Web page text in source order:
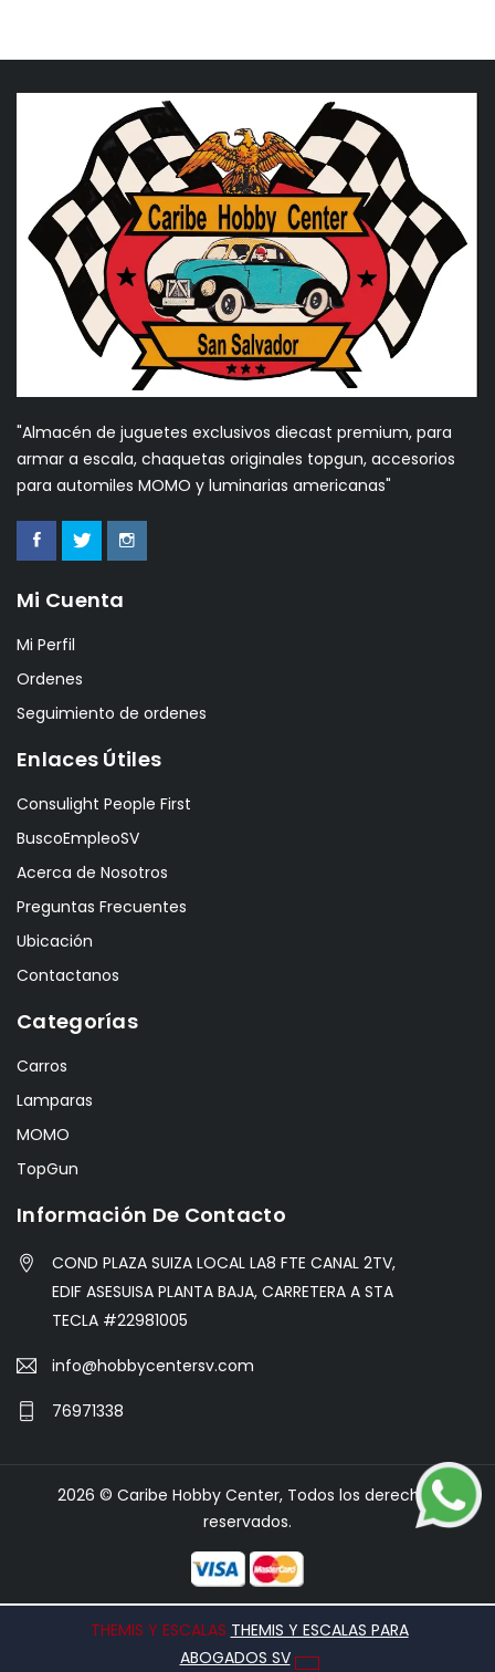
"Almacén de juguetes exclusivos diecast premium, para
armar a escala, chaquetas originales topgun, accesorios
para automiles MOMO y luminarias americanas"
Mi Cuenta
Mi Perfil
Ordenes
Seguimiento de ordenes
Enlaces Útiles
Consulight People First
BuscoEmpleoSV
Acerca de Nosotros
Preguntas Frecuentes
Ubicación
Contactanos
Categorías
Carros
Lamparas
MOMO
TopGun
Información De Contacto
COND PLAZA SUIZA LOCAL LA8 FTE CANAL 2TV,
EDIF ASESUISA PLANTA BAJA, CARRETERA A STA
TECLA #22981005
info@hobbycentersv.com
76971338
2026 © Caribe Hobby Center, Todos los derechos
reservados.
THEMIS Y ESCALAS THEMIS Y ESCALAS PARA
ABOGADOS SV